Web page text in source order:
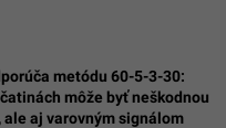
metódu 60-5-3-30:
môže byť neškodnou
ale aj varovným signálom